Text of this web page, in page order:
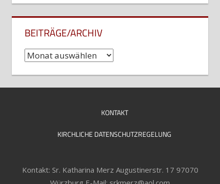
BEITRÄGE/ARCHIV
Beiträge/Archiv
KONTAKT
KIRCHLICHE DATENSCHUTZREGELUNG
Kontakt: Sr. Katharina Merz Augustinerstr. 17 97070